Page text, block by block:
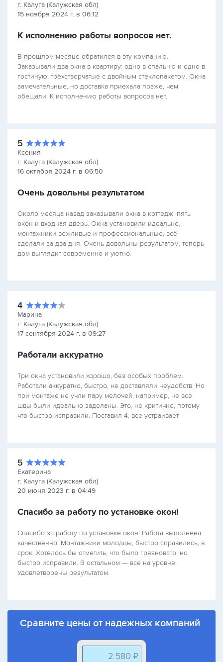
г. Калуга (Калужская обл)
15 ноября 2024 г. в 06:12
К исполнению работы вопросов нет.
В прошлом месяце обратился в эту компанию.
Заказывали два окна в квартиру: одно в спальню и одно в
гостиную, трёхстворчатые с двойным стеклопакетом. Окна
замечательные, но доставка приехала позже, чем
обещали. К исполнению работы вопросов нет.
5
Ксения
г. Калуга (Калужская обл)
16 октября 2024 г. в 06:50
Очень довольны результатом
Около месяца назад заказывали окна в коттедж: пять
окон и входная дверь. Окна установили идеально,
монтажники вежливые и профессиональные, всё
сделали за два дня. Очень довольны результатом, теперь
дом выглядит современно и уютно.
4
Марина
г. Калуга (Калужская обл)
17 сентября 2024 г. в 09:27
Работали аккуратно
Три окна установили хорошо, без особых проблем.
Работали аккуратно, быстро, не доставляли неудобств. Но
при монтаже не учли пару мелочей, например, не все
швы были идеально заделаны. Это, не критично, потому
что быстро исправили. Поставил 4, все устраивает.
5
Екатерина
г. Калуга (Калужская обл)
20 июня 2023 г. в 04:49
Спасибо за работу по установке окон!
Спасибо за работу по установке окон! Работа выполнена
качественно. Монтажники молодцы, быстро справились, в
срок. Хотелось бы отметить, что было грязновато, но
быстро исправили. В остальном — все на уровне.
Удовлетворены результатом.
Сравните цены от надежных компаний
2 580 ₽